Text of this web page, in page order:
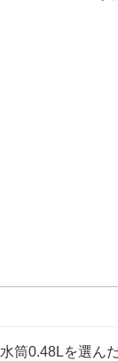
筒0.48Lを選ん